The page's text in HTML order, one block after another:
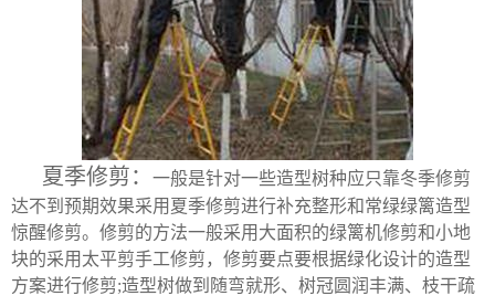
夏季修剪：
一般是针对一些造型树种应只靠冬季修剪
达不到预期效果采用夏季修剪进行补充整形和常绿绿篱造型
惊醒修剪。修剪的方法一般采用大面积的绿篱机修剪和小地
块的采用太平剪手工修剪，修剪要点要根据绿化设计的造型
方案进行修剪;造型树做到随弯就形、树冠圆润丰满、枝干疏